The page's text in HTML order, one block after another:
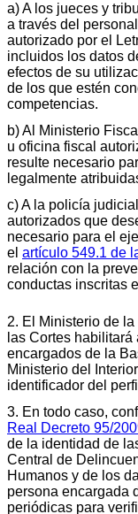
a) A los jueces y
a través del
autorizado por el
incluidos los datos
efectos de su
de los que estén
competencias.
b) Al Ministerio
u oficina fiscal
resulte necesario
legalmente
c) A la policía
autorizados que
necesario para el
el artículo 549.1 de
relación con la
conductas inscritas
2. El Ministerio de
las Cortes
encargados de la
Ministerio del
identificador del
3. En todo caso,
Real Decreto 95/
de la identidad de
Central de
Humanos y de los
persona encargada
periódicas para